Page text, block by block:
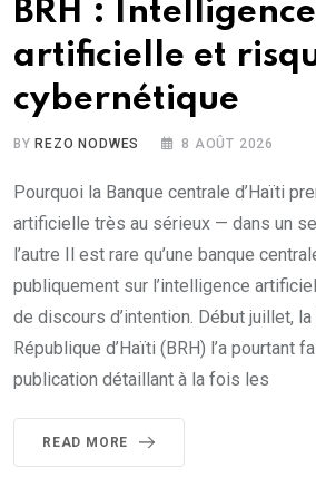
BRH : Intelligence
artificielle et
cybernétique
BY REZO NODWES 8 AOÛT 2026
Pourquoi la Banque centrale d’Haïti
artificielle très au sérieux — dans un
l’autre Il est rare qu’une banque
publiquement sur l’intelligence
de discours d’intention. Début juillet,
République d’Haïti (BRH) l’a pourtant
publication détaillant à la fois les
READ MORE